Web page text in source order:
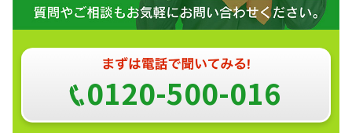
0120-500-016